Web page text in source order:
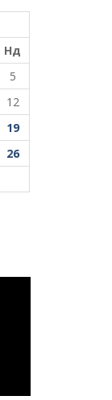
Нд
5
12
19
26